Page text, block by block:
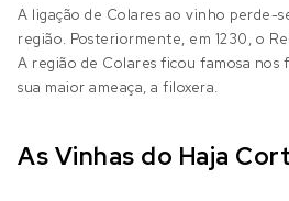
A ligação de Colares ao vinho perde-
região. Posteriormente, em 1230, o
A região de Colares ficou famosa nos
sua maior ameaça, a filoxera.
As Vinhas do Haja